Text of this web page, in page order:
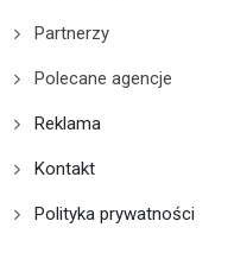
Partnerzy
Polecane agencje
Reklama
Kontakt
Polityka prywatności